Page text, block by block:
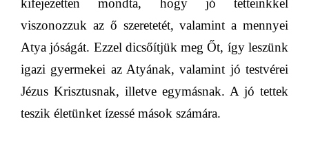
kifejezetten mondta, hogy jó tetteinkkel
viszonozzuk az ő szeretetét, valamint a mennyei
Atya jóságát. Ezzel dicsőítjük meg Őt, így leszünk
igazi gyermekei az Atyának, valamint jó testvérei
Jézus Krisztusnak, illetve egymásnak. A jó tettek
teszik életünket ízessé mások számára.